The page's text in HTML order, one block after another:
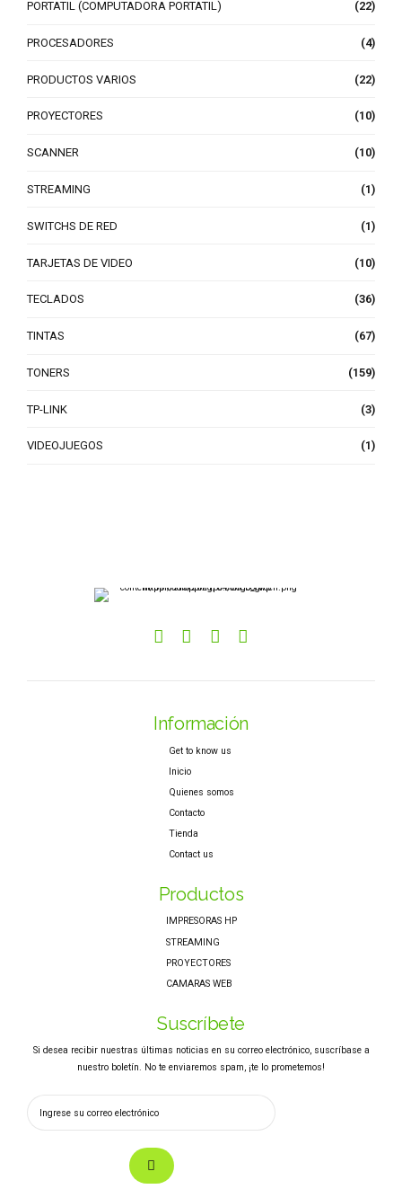
PORTATIL (COMPUTADORA PORTATIL) (22)
PROCESADORES (4)
PRODUCTOS VARIOS (22)
PROYECTORES (10)
SCANNER (10)
STREAMING (1)
SWITCHS DE RED (1)
TARJETAS DE VIDEO (10)
TECLADOS (36)
TINTAS (67)
TONERS (159)
TP-LINK (3)
VIDEOJUEGOS (1)
Información
Get to know us
Inicio
Quienes somos
Contacto
Tienda
Contact us
Productos
IMPRESORAS HP
STREAMING
PROYECTORES
CAMARAS WEB
Suscríbete
Si desea recibir nuestras últimas noticias en su correo electrónico, suscríbase a
nuestro boletín. No te enviaremos spam, ¡te lo prometemos!